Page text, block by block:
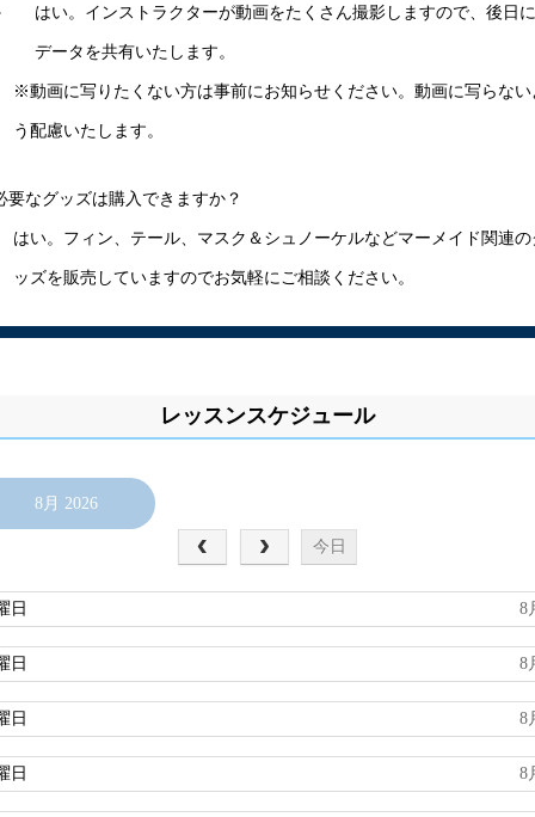
はい。インストラクターが動画をたくさん撮影しますので、後日
データを共有いたします。
※動画に写りたくない方は事前にお知らせください。動画に写らない
う配慮いたします。
要なグッズは購入できますか？
はい。フィン、テール、マスク＆シュノーケルなどマーメイド関連の
ッズを販売していますのでお気軽にご相談ください。
レッスンスケジュール
8月 2026
今日
日 8
日 8
日 8
日 8